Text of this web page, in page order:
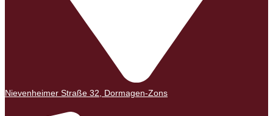
Nievenheimer Straße 32, Dormagen-Zons